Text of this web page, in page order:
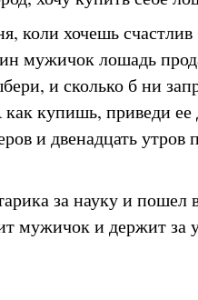
коли хочешь
мужичок лошадь
и сколько б ни
как купишь, приведи
и двенадцать
за науку и пошел
мужичок и держит за